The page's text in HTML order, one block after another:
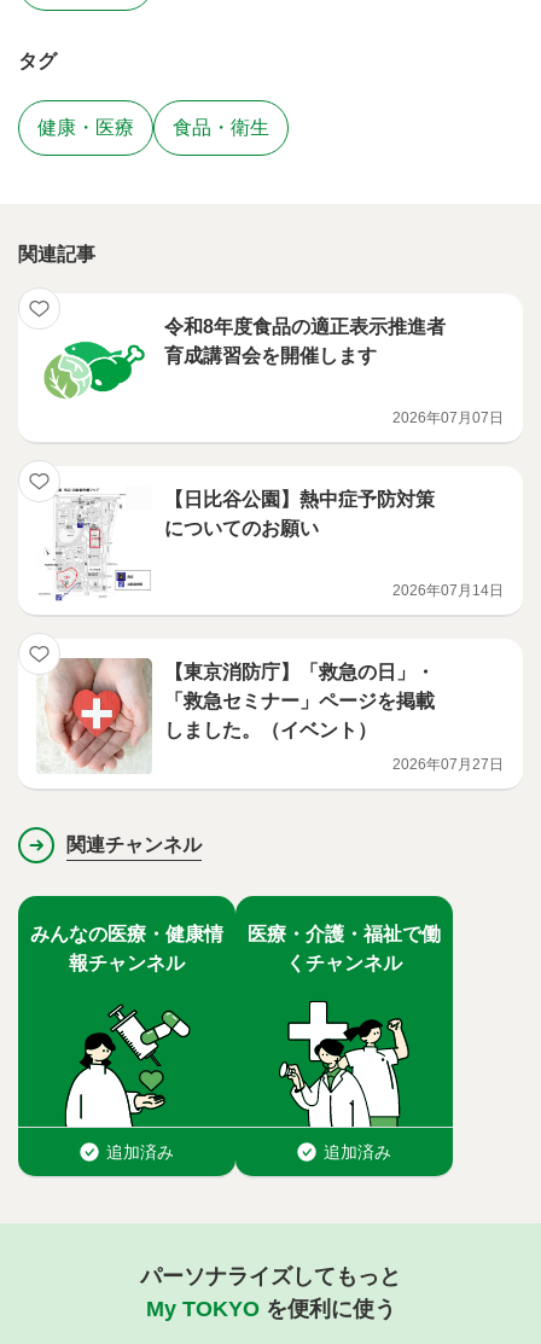
タグ
健康・医療 食品・衛生
関連記事
令和8年度食品の適正表示推進者
育成講習会を開催します
2026年07月07日
【日比谷公園】熱中症予防対策
についてのお願い
2026年07月14日
【東京消防庁】「救急の日」・
「救急セミナー」ページを掲載
しました。（イベント）
2026年07月27日
関連チャンネル
パーソナライズしてもっと
My TOKYOを便利に使う